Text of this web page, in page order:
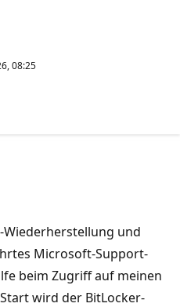
08:25
und
Microsoft-Support-
beim Zugriff auf meinen
wird der BitLocker-